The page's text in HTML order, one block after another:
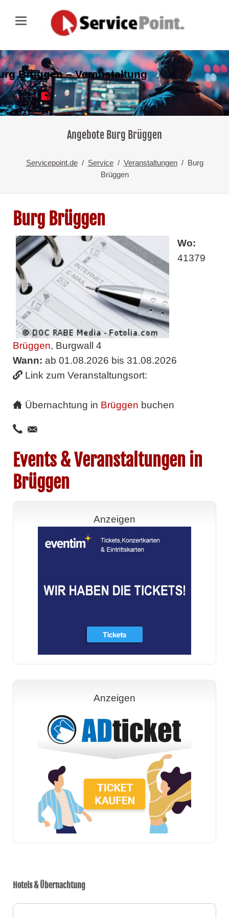
Brüggen – Veranstaltung
Angebote Burg Brüggen
Servicepoint.de Service Veranstaltungen
Burg
Brüggen
Burg Brüggen
Wo:
41379
Brüggen, Burgwall 4
Wann: ab 01.08.2026 bis 31.08.2026
Link zum Veranstaltungsort:
Übernachtung in Brüggen buchen
Events & Veranstaltungen in
Brüggen
Anzeigen
Anzeigen
Hotels & Übernachtung